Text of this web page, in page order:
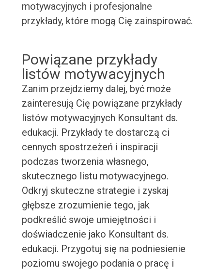
motywacyjnych i profesjonalne
przykłady, które mogą Cię zainspirować.
Powiązane przykłady
listów motywacyjnych
Zanim przejdziemy dalej, być może
zainteresują Cię powiązane przykłady
listów motywacyjnych Konsultant ds.
edukacji. Przykłady te dostarczą ci
cennych spostrzeżeń i inspiracji
podczas tworzenia własnego,
skutecznego listu motywacyjnego.
Odkryj skuteczne strategie i zyskaj
głębsze zrozumienie tego, jak
podkreślić swoje umiejętności i
doświadczenie jako Konsultant ds.
edukacji. Przygotuj się na podniesienie
poziomu swojego podania o pracę i